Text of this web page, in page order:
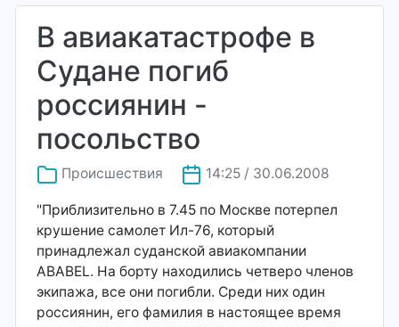
В авиакатастрофе в
Судане погиб
россиянин -
посольство
Происшествия 14:25 / 30.06.2008
"Приблизительно в 7.45 по Москве потерпел
крушение самолет Ил-76, который
принадлежал суданской авиакомпании
ABABEL. На борту находились четверо членов
экипажа, все они погибли. Среди них один
россиянин, его фамилия в настоящее время